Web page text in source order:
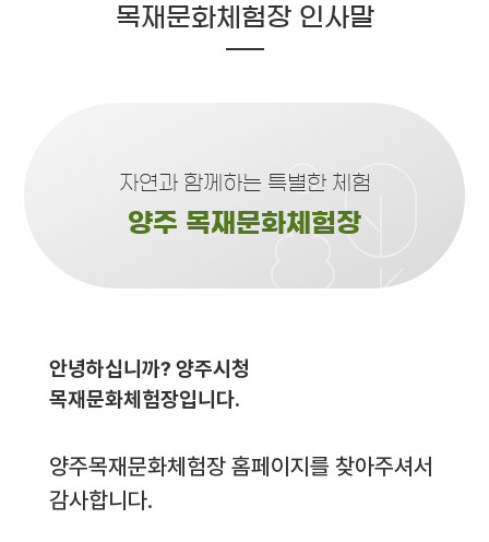
목재문화체험장 인사말
자연과 함께하는 특별한 체험
양주 목재문화체험장
안녕하십니까? 양주시청
목재문화체험장입니다.
양주목재문화체험장 홈페이지를 찾아주셔서
감사합니다.